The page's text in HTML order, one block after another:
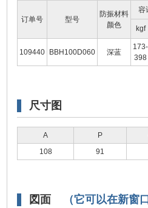
订单号 型号
防振材料
颜色
容
kgf
109440 BBH100D060 深蓝
173-
398
尺寸图
A P
108 91
図面 （它可以在新窗